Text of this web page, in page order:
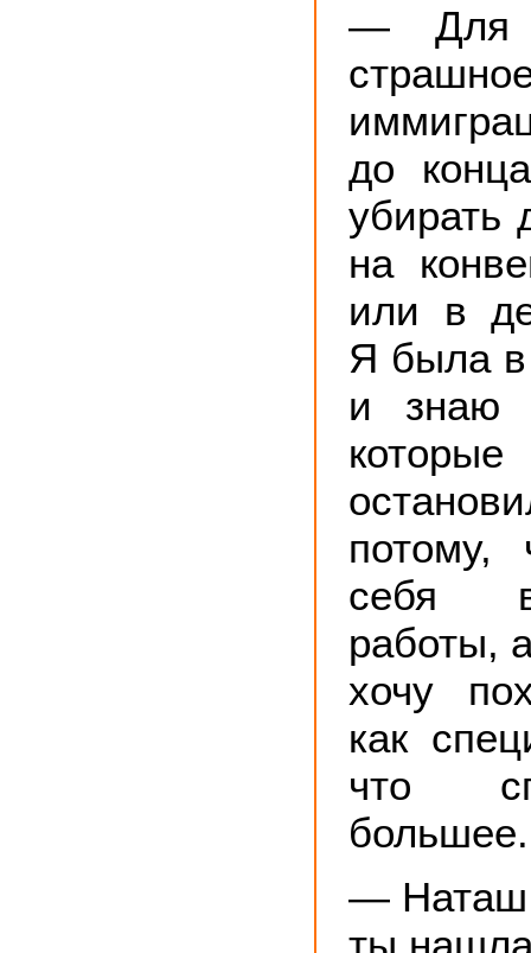
— Для
до
убирать
на
или в
Я была в
и знаю
потому,
себя
работы,
хочу
как
что
большее.
—